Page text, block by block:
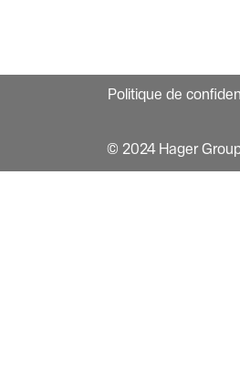
Politique de
© 2024 Hager